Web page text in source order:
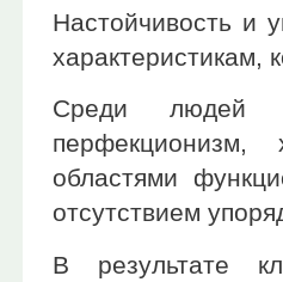
Настойчивость и
характеристикам,
Среди людей с
областями
отсутствием
В результате